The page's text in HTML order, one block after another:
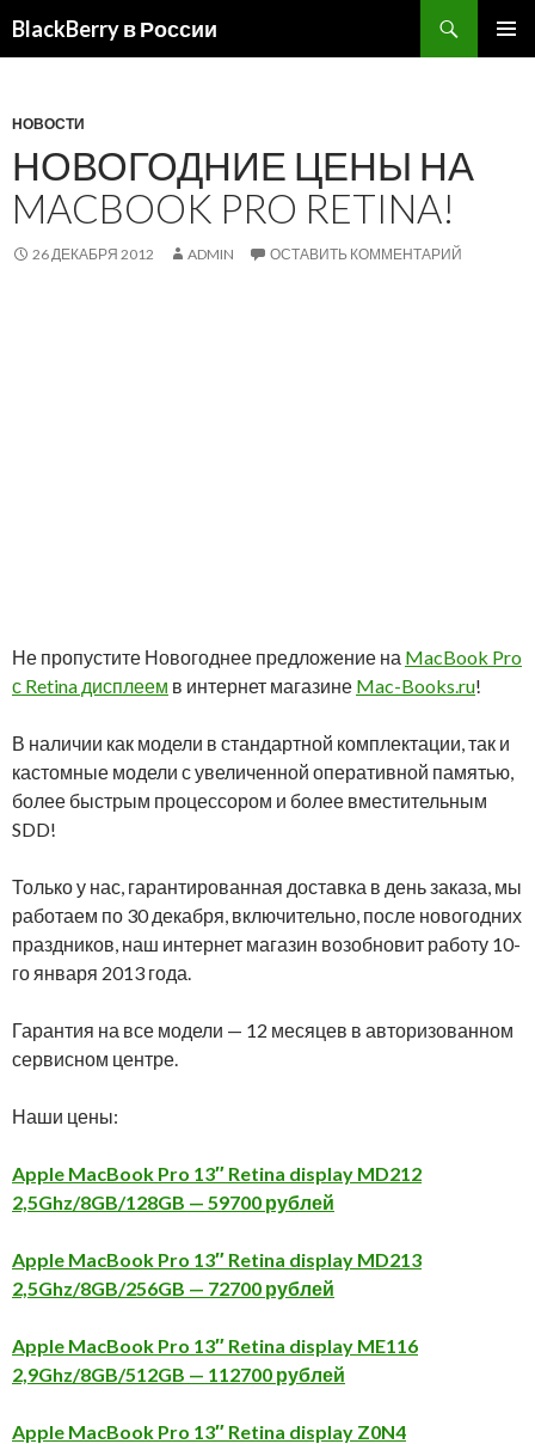
BlackBerry в России
НОВОСТИ
НОВОГОДНИЕ ЦЕНЫ НА
MACBOOK PRO RETINA!
26 ДЕКАБРЯ 2012 ADMIN ОСТАВИТЬ КОММЕНТАРИЙ
Не пропустите Новогоднее предложение на MacBook Pro
с Retina дисплеем в интернет магазине Mac-Books.ru!
В наличии как модели в стандартной комплектации, так и
кастомные модели с увеличенной оперативной памятью,
более быстрым процессором и более вместительным
SDD!
Только у нас, гарантированная доставка в день заказа, мы
работаем по 30 декабря, включительно, после новогодних
праздников, наш интернет магазин возобновит работу 10-
го января 2013 года.
Гарантия на все модели — 12 месяцев в авторизованном
сервисном центре.
Наши цены:
Apple MacBook Pro 13″ Retina display MD212
2,5Ghz/8GB/128GB — 59700 рублей
Apple MacBook Pro 13″ Retina display MD213
2,5Ghz/8GB/256GB — 72700 рублей
Apple MacBook Pro 13″ Retina display ME116
2,9Ghz/8GB/512GB — 112700 рублей
Apple MacBook Pro 13″ Retina display Z0N4